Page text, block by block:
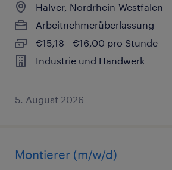
Halver, Nordrhein-Westfalen
Arbeitnehmerüberlassung
€15,18 - €16,00 pro Stunde
Industrie und Handwerk
5. August 2026
Montierer (m/w/d)